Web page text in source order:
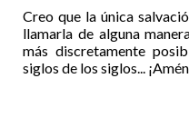
Creo que la única
llamarla de alguna
más discretamente
siglos de los siglos...